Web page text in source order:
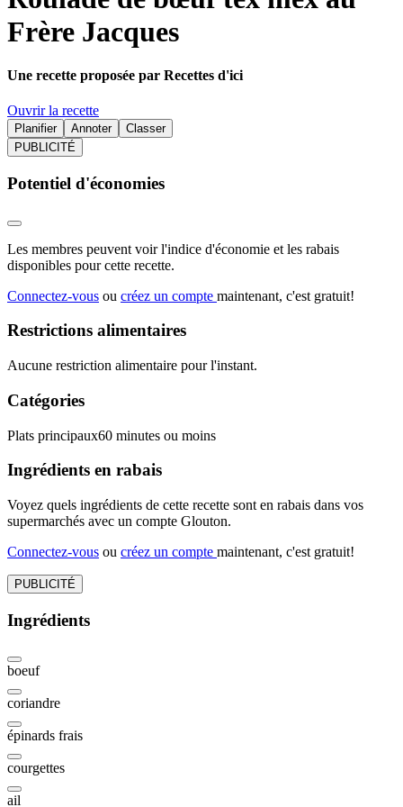
Frère Jacques
Une recette proposée par Recettes d'ici
Ouvrir la recette
Planifier Annoter
Classer
PUBLICITÉ
Potentiel d'économies
Les membres peuvent voir l'indice d'économie et les rabais
disponibles pour cette recette.
Connectez-vous ou créez un compte maintenant, c'est gratuit!
Restrictions alimentaires
Aucune restriction alimentaire pour l'instant.
Catégories
Plats principaux60 minutes ou moins
Ingrédients en rabais
Voyez quels ingrédients de cette recette sont en rabais dans vos
supermarchés avec un compte Glouton.
Connectez-vous ou créez un compte maintenant, c'est gratuit!
PUBLICITÉ
Ingrédients
boeuf
coriandre
épinards frais
courgettes
ail